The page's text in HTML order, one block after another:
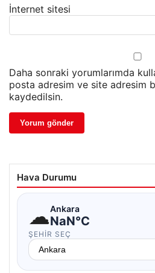
İnternet sitesi
Daha sonraki yorumlarımda
posta adresim ve site adresim
kaydedilsin.
Hava Durumu
☁Ankara
NaN°C
ŞEHIR SEÇ